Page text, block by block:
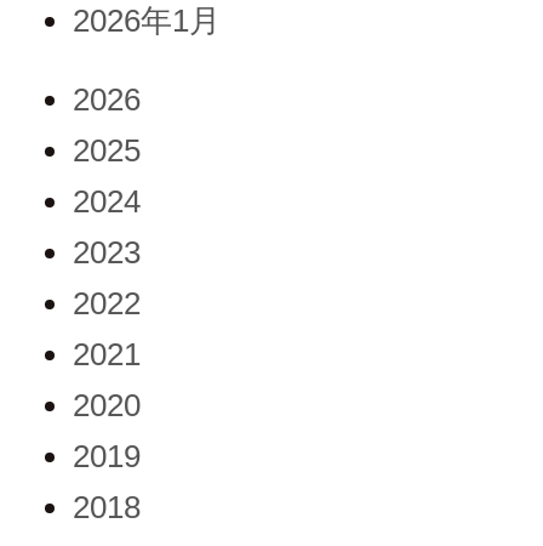
2026年1月
2026
2025
2024
2023
2022
2021
2020
2019
2018